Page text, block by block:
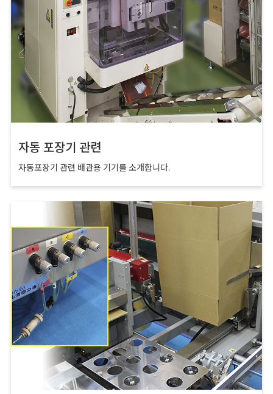
자동 포장기 관련
자동포장기 관련 배관용 기기를 소개합니다.